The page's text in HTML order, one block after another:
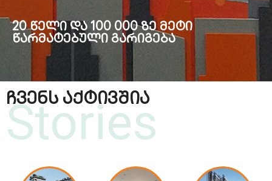
20 წელი და 100 000 ზე მეტი
წარმატებული გარიგება
Stories
ჩვენს აქტივშია